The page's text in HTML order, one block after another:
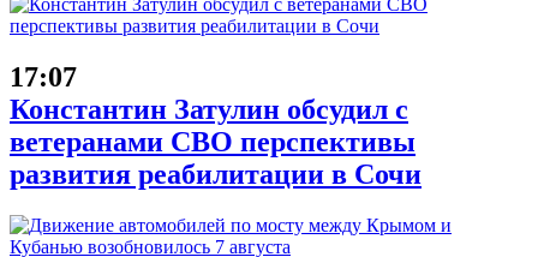
17:07
Константин Затулин обсудил с
ветеранами СВО перспективы
развития реабилитации в Сочи